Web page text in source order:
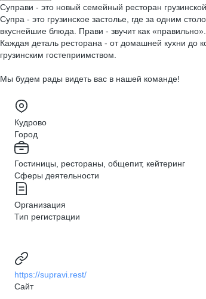
Суправи - это новый семейный ресторан грузинской
Супра - это грузинское застолье, где за одним
вкуснейшие блюда. Прави - звучит как
Каждая деталь ресторана - от домашней кухни до
грузинским гостеприимством.
Мы будем рады видеть вас в нашей команде!
Кудрово
Город
Гостиницы, рестораны, общепит, кейтеринг
Сферы деятельности
Организация
Тип регистрации
https://supravi.rest/
Сайт